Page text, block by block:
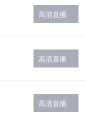
高清直播
高清直播
高清直播